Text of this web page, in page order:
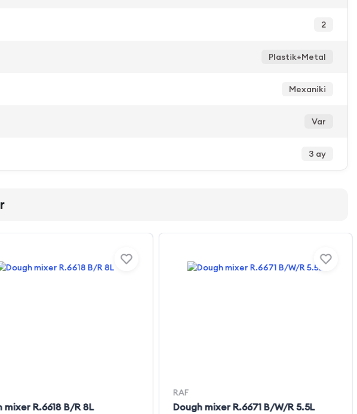
2
Plastik+Metal
Mexaniki
Var
3 ay
mixer R.6618 B/R 8L
RAF
Dough mixer R.6671 B/W/R 5.5L